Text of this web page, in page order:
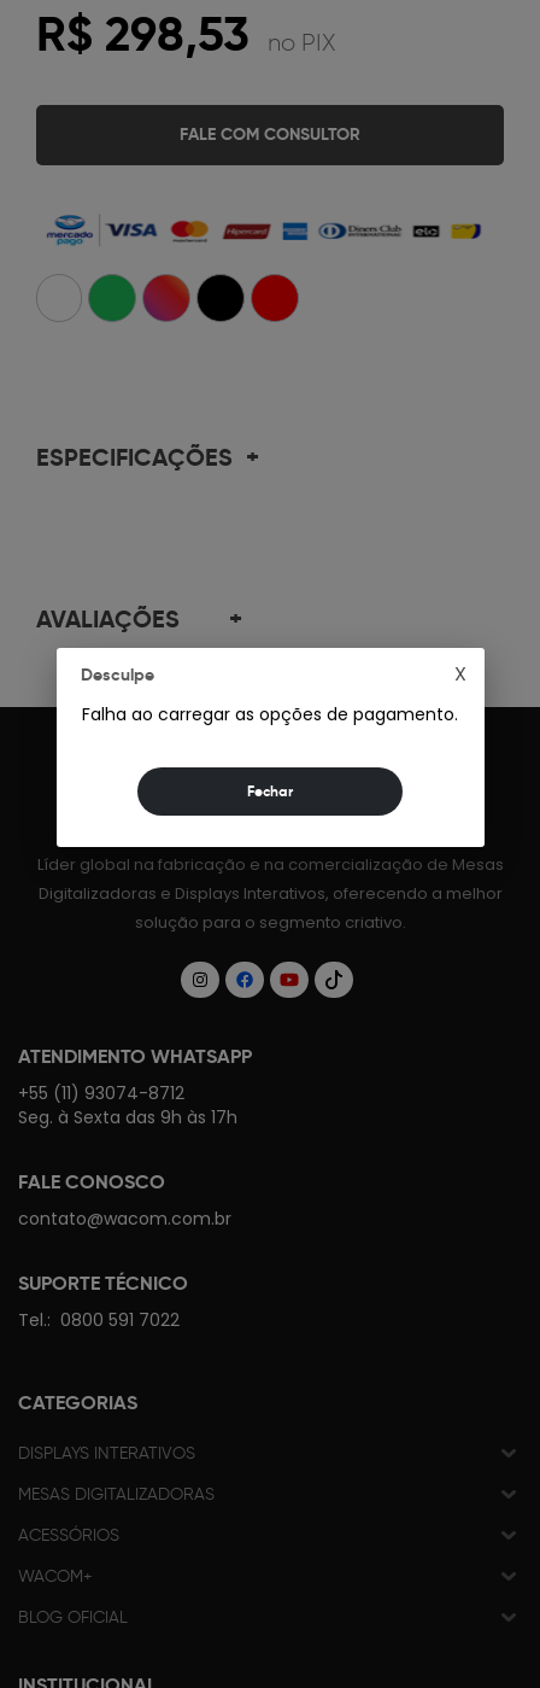
R$ 298,53 no PIX
FALE COM CONSULTOR
ESPECIFICAÇÕES +
AVALIAÇÕES +
Líder global na fabricação e na comercialização de Mesas
Digitalizadoras e Displays Interativos, oferecendo a melhor
solução para o segmento criativo.
ATENDIMENTO WHATSAPP
+55 (11) 93074-8712
Seg. à Sexta das 9h às 17h
FALE CONOSCO
contato@wacom.com.br
SUPORTE TÉCNICO
Tel.: 0800 591 7022
CATEGORIAS
DISPLAYS INTERATIVOS
MESAS DIGITALIZADORAS
ACESSÓRIOS
WACOM+
BLOG OFICIAL
Desculpe
Falha ao carregar as opções de pagamento.
X